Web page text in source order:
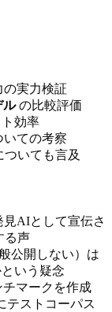
実力検証
ルの比較評価
効率
ての考察
ついても言及
AIとして宣伝さ
る声
公開しない）は
いう疑念
マークを作成
テストコーパス